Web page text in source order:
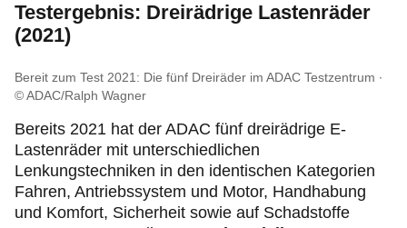
Testergebnis: Dreirädrige Lastenräder
(2021)
Bereit zum Test 2021: Die fünf Dreiräder im ADAC Testzentrum
© ADAC/Ralph Wagner
Bereits 2021 hat der ADAC fünf dreirädrige E-
Lastenräder mit unterschiedlichen
Lenkungstechniken in den identischen Kategorien
Fahren, Antriebssystem und Motor, Handhabung
und Komfort, Sicherheit sowie auf Schadstoffe